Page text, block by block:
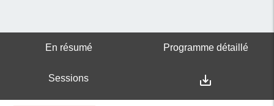
En résumé Programme détaillé
Sessions save_alt